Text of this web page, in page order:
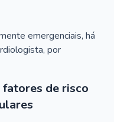
emergenciais, há
por
fatores de risco